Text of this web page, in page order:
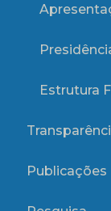
Estrutura
Publicações